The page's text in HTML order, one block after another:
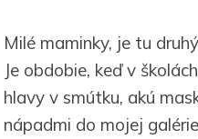
Milé maminky, je tu
Je obdobie, keď v
hlavy v smútku, akú
nápadmi do mojej